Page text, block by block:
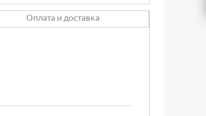
Оплата и доставка